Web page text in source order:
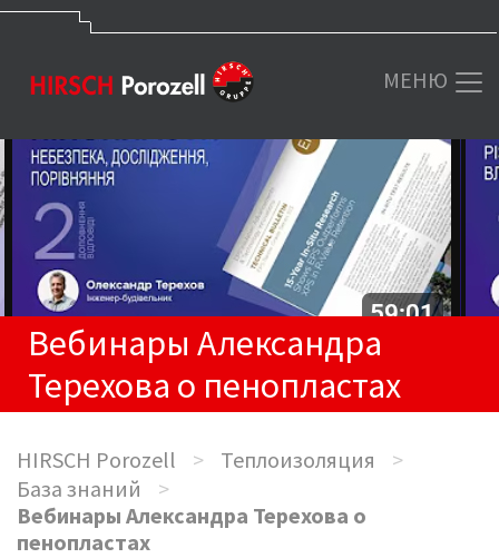
МЕНЮ
Вебинары Александра
Терехова о пенопластах
HIRSCH Porozell > Теплоизоляция
>
База знаний
>
Вебинары Александра Терехова о
пенопластах